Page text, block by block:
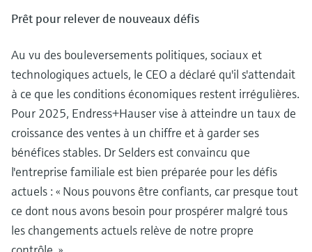
Prêt pour relever de nouveaux défis
Au vu des bouleversements politiques, sociaux et
technologiques actuels, le CEO a déclaré qu'il s'attendait
à ce que les conditions économiques restent irrégulières.
Pour 2025, Endress+Hauser vise à atteindre un taux de
croissance des ventes à un chiffre et à garder ses
bénéfices stables. Dr Selders est convaincu que
l'entreprise familiale est bien préparée pour les défis
actuels : « Nous pouvons être confiants, car presque tout
ce dont nous avons besoin pour prospérer malgré tous
les changements actuels relève de notre propre